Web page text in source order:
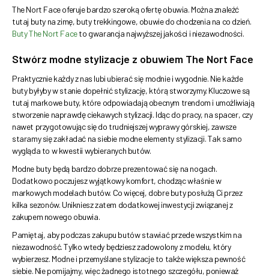
The Nort Face oferuje bardzo szeroką ofertę obuwia. Można znaleźć
tutaj buty na zimę, buty trekkingowe, obuwie do chodzenia na co dzień.
Buty The Nort Faceto gwarancja najwyższej jakości i niezawodności.
Stwórz modne stylizacje z obuwiem The Nort Face
Praktycznie każdy z nas lubi ubierać się modnie i wygodnie. Nie każde
buty byłyby w stanie dopełnić stylizację, którą stworzymy. Kluczowe są
tutaj markowe buty, które odpowiadają obecnym trendom i umożliwiają
stworzenie naprawdę ciekawych stylizacji. Idąc do pracy, na spacer, czy
nawet przygotowując się do trudniejszej wyprawy górskiej, zawsze
staramy się zakładać na siebie modne elementy stylizacji. Tak samo
wygląda to w kwestii wybieranych butów.
Modne buty będą bardzo dobrze prezentować się na nogach.
Dodatkowo poczujesz wyjątkowy komfort, chodząc właśnie w
markowych modelach butów. Co więcej, dobre buty posłużą Ci przez
kilka sezonów. Unikniesz zatem dodatkowej inwestycji związanej z
zakupem nowego obuwia.
Pamiętaj, aby podczas zakupu butów stawiać przede wszystkim na
niezawodność. Tylko wtedy będziesz zadowolony z modelu, który
wybierzesz. Modne i przemyślane stylizacje to także większa pewność
siebie. Nie pomijajmy, więc żadnego istotnego szczegółu, ponieważ